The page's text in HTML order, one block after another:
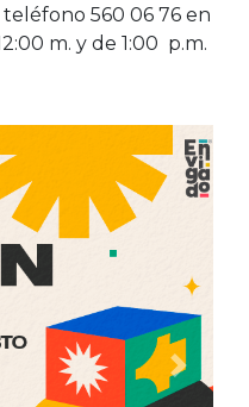
560 06 76 en
m. y de 1:00 p.m.